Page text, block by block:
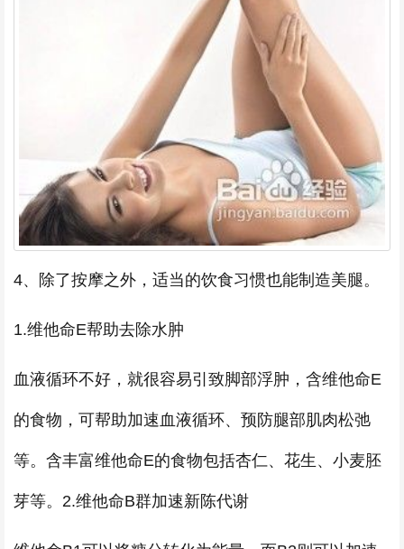
4、除了按摩之外，适当的饮食习惯也能制造美腿。
1.维他命E帮助去除水肿
血液循环不好，就很容易引致脚部浮肿，含维他命E
的食物，可帮助加速血液循环、预防腿部肌肉松弛
等。含丰富维他命E的食物包括杏仁、花生、小麦胚
芽等。2.维他命B群加速新陈代谢